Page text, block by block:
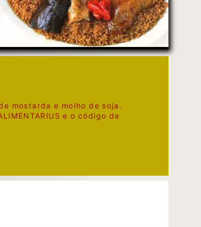
mostarda e molho de soja.
e o código de